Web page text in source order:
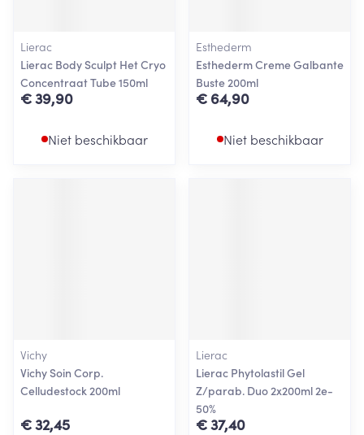
Lierac
Lierac Body Sculpt Het Cryo
Concentraat Tube 150ml
€ 39,90
Niet beschikbaar
Esthederm
Esthederm Creme Galbante
Buste 200ml
€ 64,90
Niet beschikbaar
Vichy
Vichy Soin Corp.
Celludestock 200ml
€ 32,45
Lierac
Lierac Phytolastil Gel
Z/parab. Duo 2x200ml 2e-
50%
€ 37,40